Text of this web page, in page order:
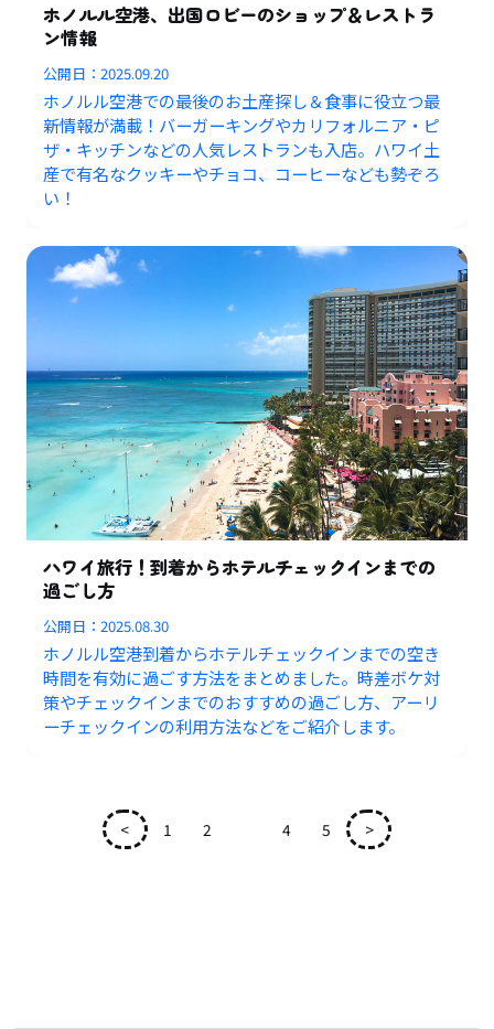
ホノルル空港、出国ロビーのショップ＆レストラ
ン情報
公開日：2025.09.20
ホノルル空港での最後のお土産探し＆食事に役立つ最
新情報が満載！バーガーキングやカリフォルニア・ピ
ザ・キッチンなどの人気レストランも入店。ハワイ土
産で有名なクッキーやチョコ、コーヒーなども勢ぞろ
い！
ハワイ旅行！到着からホテルチェックインまでの
過ごし方
公開日：2025.08.30
ホノルル空港到着からホテルチェックインまでの空き
時間を有効に過ごす方法をまとめました。時差ボケ対
策やチェックインまでのおすすめの過ごし方、アーリ
ーチェックインの利用方法などをご紹介します。
< 1 2 4 5 >